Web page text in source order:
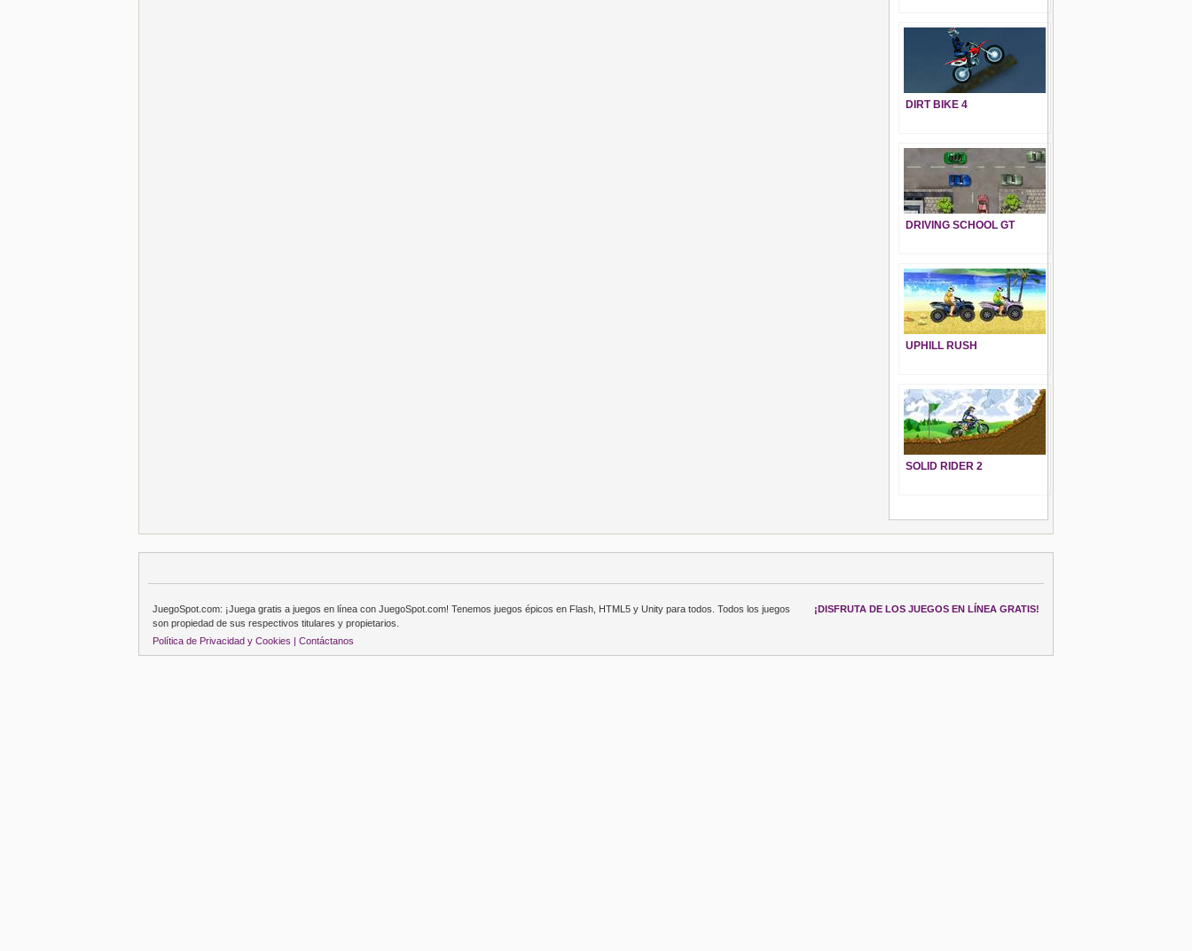
DIRT BIKE 4
DRIVING SCHOOL GT
UPHILL RUSH
SOLID RIDER 2
¡DISFRUTA DE LOS JUEGOS EN LÍNEA GRATIS!
JuegoSpot.com: ¡Juega gratis a juegos en línea con JuegoSpot.com! Tenemos juegos épicos en Flash, HTML5 y Unity para todos. Todos los juegos
son propiedad de sus respectivos titulares y propietarios.
Política de Privacidad y Cookies | Contáctanos